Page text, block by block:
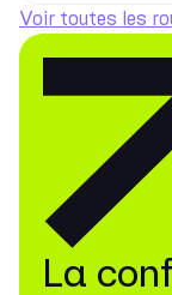
Voir toutes les
La